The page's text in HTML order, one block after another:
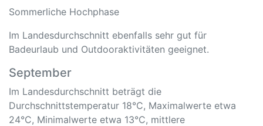
Sommerliche Hochphase
Im Landesdurchschnitt ebenfalls sehr gut für
Badeurlaub und Outdooraktivitäten geeignet.
September
Im Landesdurchschnitt beträgt die
Durchschnittstemperatur 18°C, Maximalwerte etwa
24°C, Minimalwerte etwa 13°C, mittlere